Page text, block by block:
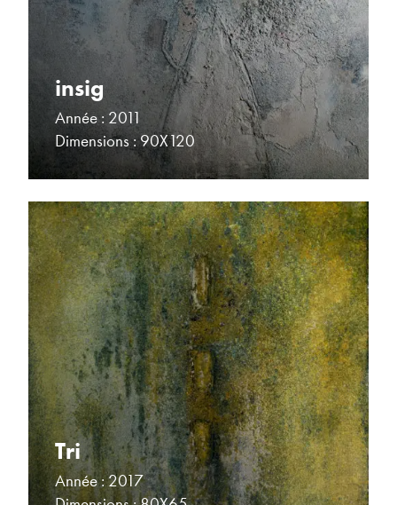
insig
Année : 2011
Dimensions : 90X120
Tri
Année : 2017